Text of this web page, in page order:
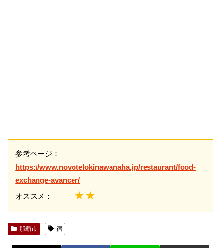
参考ページ：
https://www.novotelokinawanaha.jp/restaurant/food-
exchange-avancer/
オススメ： ★★
那覇市 宿